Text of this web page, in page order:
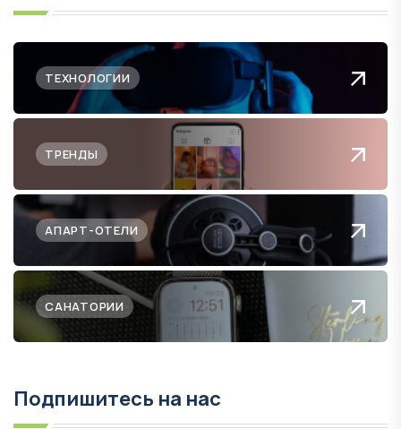
ТЕХНОЛОГИИ
ТРЕНДЫ
АПАРТ-ОТЕЛИ
САНАТОРИИ
Подпишитесь на нас